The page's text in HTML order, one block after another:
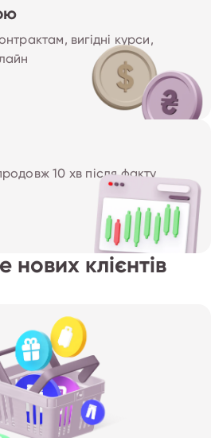
вигідні курси,
10 хв після факту
нових клієнтів